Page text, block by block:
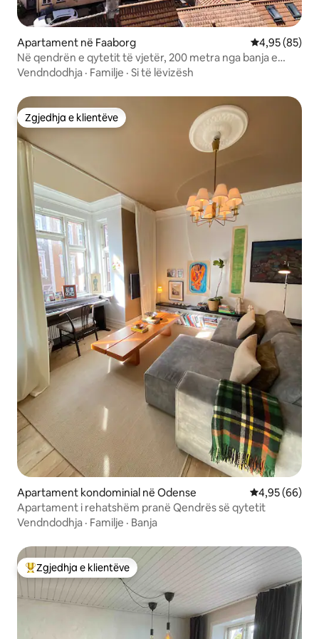
Apartament në Faaborg Vlerësimi
4,95 (85)
Në qendrën e qytetit të vjetër, 200 metra nga banja e
portit
Vendndodhja · Familje · Si të lëvizësh
Zgjedhja e klientëve
Zgjedhja e klientëve
Apartament kondominial në Odense Vlerësimi
4,95 (66)
Apartament i rehatshëm pranë Qendrës së qytetit
Vendndodhja · Familje · Banja
Më të mirat e zgjedhjeve të klientëve
Zgjedhja e klientëve